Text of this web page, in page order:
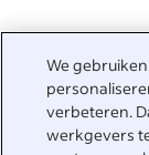
We
verbeteren.
werkgevers